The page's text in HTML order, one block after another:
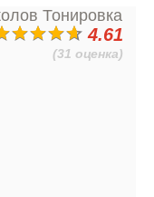
4.61
(31 оценка)